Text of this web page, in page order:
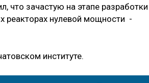
что зачастую на этапе разработки
реакторах нулевой мощности -
институте.